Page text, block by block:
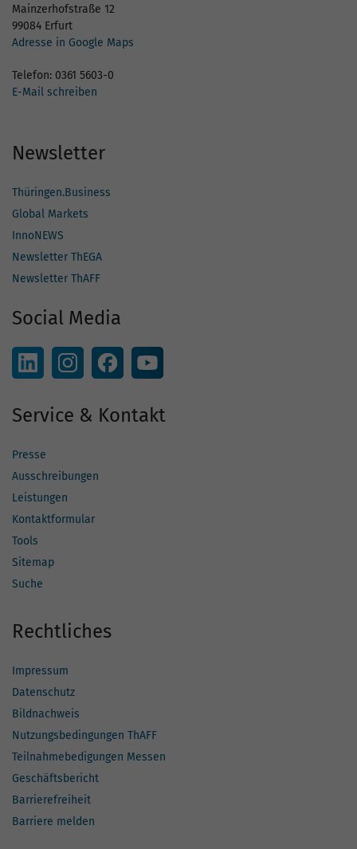
Mainzerhofstraße 12
99084 Erfurt
Adresse in Google Maps
Telefon: 0361 5603-0
E-Mail schreiben
Newsletter
Thüringen.Business
Global Markets
InnoNEWS
Newsletter ThEGA
Newsletter ThAFF
Social Media
Service & Kontakt
Presse
Ausschreibungen
Leistungen
Kontaktformular
Tools
Sitemap
Suche
Rechtliches
Impressum
Datenschutz
Bildnachweis
Nutzungsbedingungen ThAFF
Teilnahmebedigungen Messen
Geschäftsbericht
Barrierefreiheit
Barriere melden